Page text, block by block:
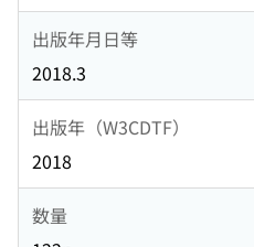
出版年月日等
2018.3
出版年（W3CDTF）
2018
数量